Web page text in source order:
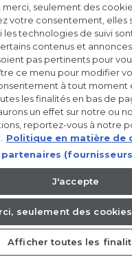
Frost, Lége Led, Classe
Ajouter au panier
Où acheter
€
merci, seulement des
votre consentement, elles
les technologies de suivi
contenus et
pas pertinents pour
ce menu pour modifier
à tout moment
les finalités en bas de
un effet sur notre ou
reportez-vous à notre
Politique en matière de
J'accepte
seulement des
Afficher toutes les